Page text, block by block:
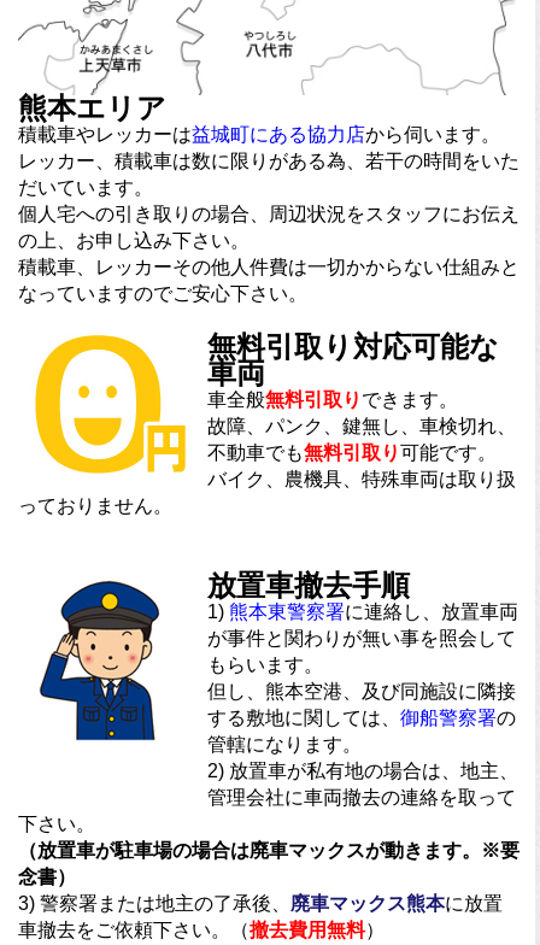
熊本エリア
積載車やレッカーは益城町にある協力店から伺います。
レッカー、積載車は数に限りがある為、若干の時間をいた
だいています。
個人宅への引き取りの場合、周辺状況をスタッフにお伝え
の上、お申し込み下さい。
積載車、レッカーその他人件費は一切かからない仕組みと
なっていますのでご安心下さい。
無料引取り対応可能な
車両
車全般無料引取り できます。
故障、パンク、鍵無し、車検切れ、
不動車でも無料引取り可能です。
バイク、農機具、特殊車両は取り扱
っておりません。
放置車撤去手順
1)熊本東警察署に連絡し、放置車両
が事件と関わりが無い事を照会して
もらいます。
但し、熊本空港、及び同施設に隣接
する敷地に関しては、御船警察署の
管轄になります。
2) 放置車が私有地の場合は、地主、
管理会社に車両撤去の連絡を取って
下さい。
（放置車が駐車場の場合は廃車マックスが動きます。※要
念書）
3) 警察署または地主の了承後、 廃車マックス熊本に放置
車撤去をご依頼下さい。（撤去費用無料）